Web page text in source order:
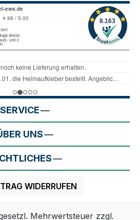
SERVICE
UNS
WIDERRUFEN
Mehrwertsteuer zzgl.